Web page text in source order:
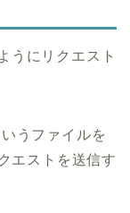
うにリクエスト
うファイルを
エストを送信す